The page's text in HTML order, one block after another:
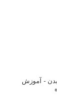
بدن - آموزش